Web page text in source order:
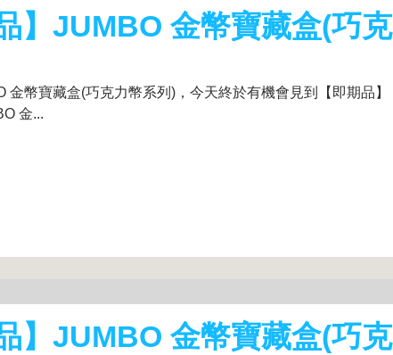
】JUMBO 金幣寶藏盒(巧克
幣寶藏盒(巧克力幣系列)，今天終於有機會見到【即期品】
金...
】JUMBO 金幣寶藏盒(巧克